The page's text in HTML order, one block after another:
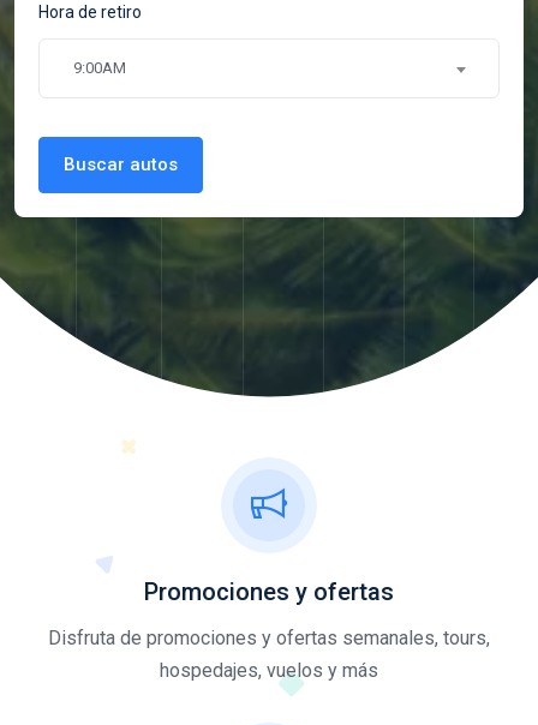
Hora de retiro
9:00AM
Buscar autos
Promociones y ofertas
Disfruta de promociones y ofertas semanales, tours,
hospedajes, vuelos y más